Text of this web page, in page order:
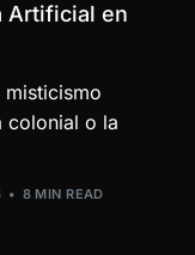
Artificial en
misticismo
colonial o la
8 MIN READ